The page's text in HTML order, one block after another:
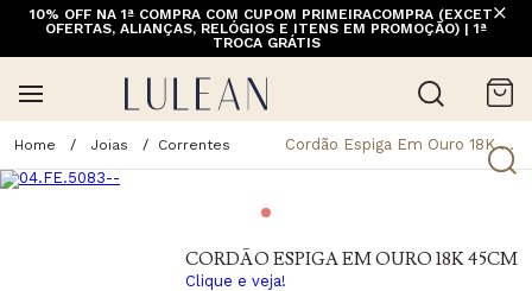
10% OFF NA 1ª COMPRA COM CUPOM PRIMEIRACOMPRA (EXCETO
OFERTAS, ALIANÇAS, RELÓGIOS E ITENS EM PROMOÇÃO) | 1ª
TROCA GRÁTIS
FRETE GRÁTIS ACIMA DE 399 PARA REGIÕES SELECIONADAS
(EXCETO LINHA HOME)
Joias Correntes Cordão Espiga Em Ouro 18K 45Cm
CORDÃO ESPIGA EM OURO 18K 45CM
Clique e veja!